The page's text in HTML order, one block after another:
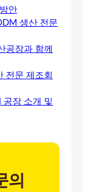
안
생산 전문
공장과 함께
전문 제조회
공장 소개 및
의